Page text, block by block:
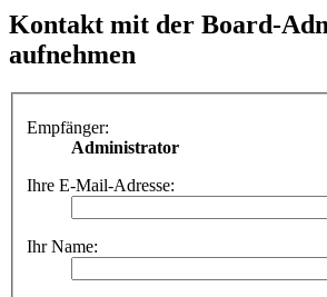
Kontakt mit der Board-
aufnehmen
Empfänger:
Administrator
Ihre E-Mail-Adresse:
Ihr Name: